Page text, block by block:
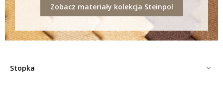
Zobacz materiały kolekcja Steinpol
Stopka